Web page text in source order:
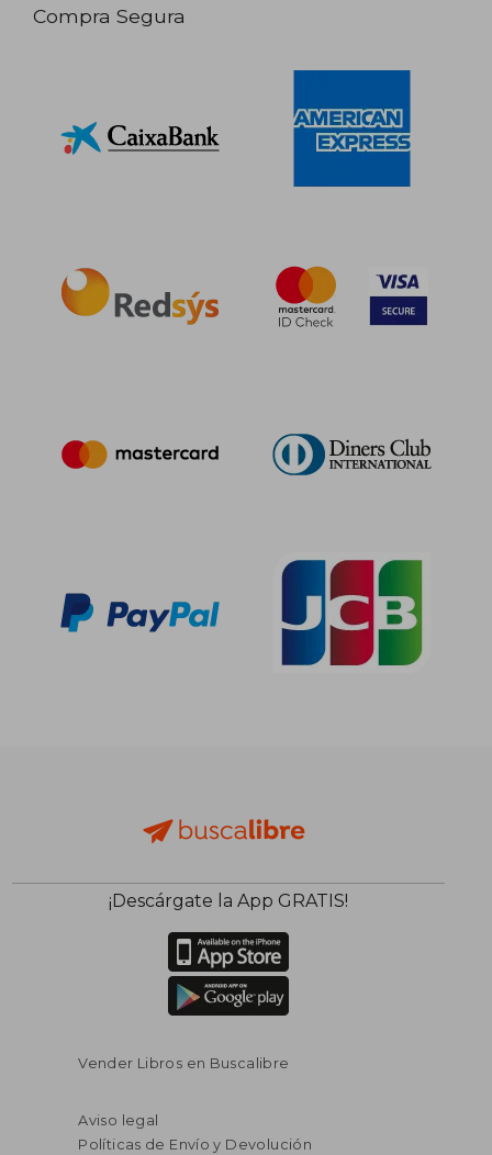
Compra Segura
¡Descárgate la App GRATIS!
Vender Libros en Buscalibre
Aviso legal
Políticas de Envío y Devolución